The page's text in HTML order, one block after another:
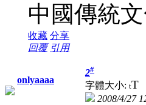
中國傳統
收藏 分享
回覆 引用
onlyaaaa
2#
字體大小: tT
2008/4/27